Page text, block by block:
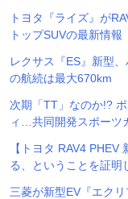
トヨタ『ライズ』が
トップSUVの最新情報
レクサス『ES』新型
の航続は最大670km
次期「TT」なのか!?
ィ…共同開発スポーツ
【トヨタ RAV4 PHEV
る、ということを証
三菱が新型EV『エク